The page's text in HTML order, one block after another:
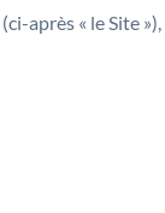
(ci-après « le Site